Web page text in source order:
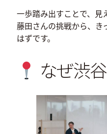
一歩踏み出すことで、見
藤田さんの挑戦から、き
はずです。
なぜ渋